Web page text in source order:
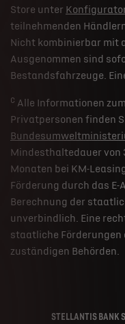
Store unter
teilnehmenden
Nicht kombinierbar mit
Ausgenommen sind
Bestandsfahrzeuge.
c Alle Informationen
Privatpersonen finden
Mindesthaltedauer von
Monaten bei KM-
Förderung durch das
Berechnung der
unverbindlich. Eine
staatliche
zuständigen Behörden.
STELLANTIS BANK